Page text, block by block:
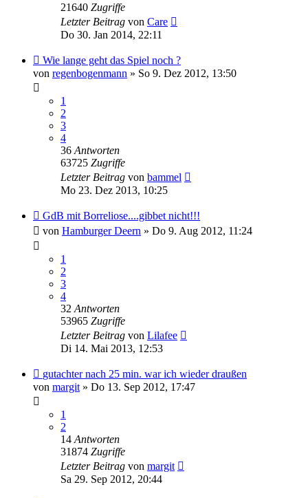
21640 Zugriffe
Letzter Beitrag von Care
Do 30. Jan 2014, 22:11
Wie lange geht das Spiel noch ?
von regenbogenmann » So 9. Dez 2012, 13:50
1
2
3
4
36Antworten
63725 Zugriffe
Letzter Beitrag von bammel
Mo 23. Dez 2013, 10:25
GdB mit Borreliose....gibbet nicht!!!
von Hamburger Deern » Do 9. Aug 2012, 11:24
1
2
3
4
32Antworten
53965 Zugriffe
Letzter Beitrag von Lilafee
Di 14. Mai 2013, 12:53
gutachter nach 25 min. war ich wieder draußen
von margit» Do 13. Sep 2012, 17:47
1
2
14Antworten
31874 Zugriffe
Letzter Beitrag von margit
Sa 29. Sep 2012, 20:44